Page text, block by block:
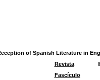
of Spanish Literature in
Revista
Fascículo